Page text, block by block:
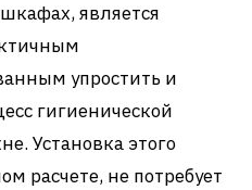
является
упростить и
гигиенической
Установка этого
расчете, не потребует